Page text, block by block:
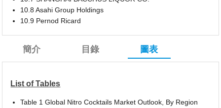
10.8 Asahi Group Holdings
10.9 Pernod Ricard
簡介 目錄 圖表
List of Tables
Table 1 Global Nitro Cocktails Market Outlook, By Region